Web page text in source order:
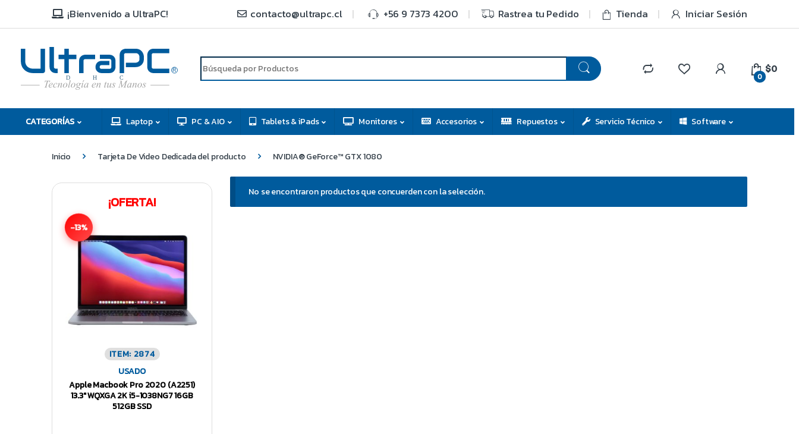
¡Bienvenido a UltraPC! contacto@ultrapc.cl +56 9 7373 4200 Rastrea tu Pedido Tienda Iniciar Sesión
C
H
D
R
0
$0
CATEGORÍAS Laptop PC & AIO Tablets & iPads Monitores Accesorios Repuestos Servicio Técnico Software
Inicio Tarjeta De Video Dedicada del producto NVIDIA® GeForce™ GTX 1080
No se encontraron productos que concuerden con la selección.
¡OFERTA!
-13%
ITEM: 2874
USADO
Apple Macbook Pro 2020 (A2251)
13.3″ WQXGA 2K i5-1038NG7 16GB
512GB SSD